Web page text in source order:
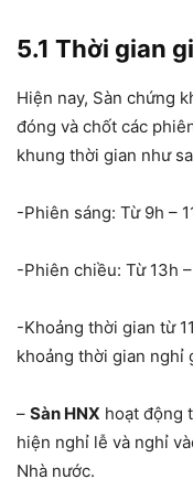
5.1 Thời gian
Hiện nay, Sàn chứng
đóng và chốt các
khung thời gian như
-Phiên sáng: Từ 9h –
-Phiên chiều: Từ 13h
-Khoảng thời gian từ
khoảng thời gian nghỉ
– Sàn HNX hoạt động
hiện nghỉ lễ và nghỉ
Nhà nước.